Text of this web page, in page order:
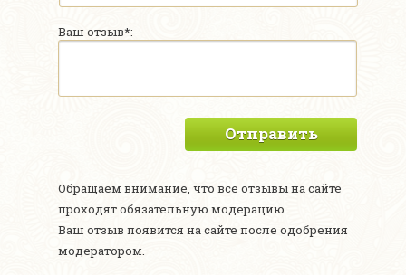
Ваш отзыв*:
Отправить
Обращаем внимание, что все отзывы на сайте
проходят обязательную модерацию.
Ваш отзыв появится на сайте после одобрения
модератором.